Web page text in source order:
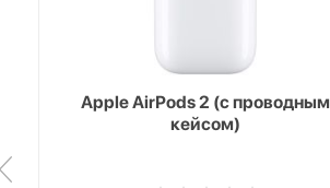
Apple AirPods 2 (с проводным
кейсом)